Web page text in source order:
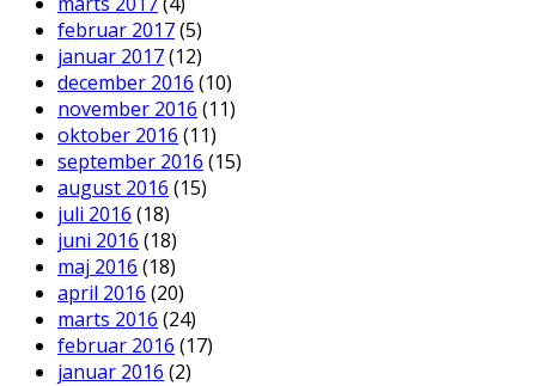
februar 2017(5)
januar 2017(12)
december 2016 (10)
november 2016 (11)
oktober 2016 (11)
september 2016 (15)
august 2016 (15)
juli 2016 (18)
juni 2016 (18)
maj 2016 (18)
april 2016 (20)
marts 2016 (24)
februar 2016 (17)
januar 2016 (2)